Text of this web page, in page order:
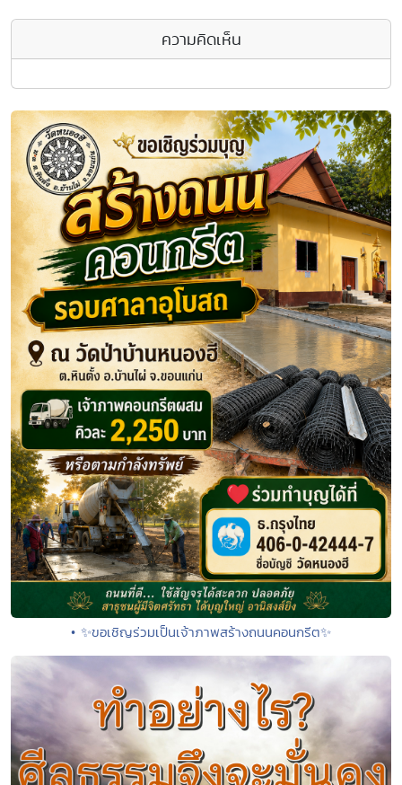
ความคิดเห็น
• ✨ขอเชิญร่วมเป็นเจ้าภาพสร้างถนนคอนกรีต✨